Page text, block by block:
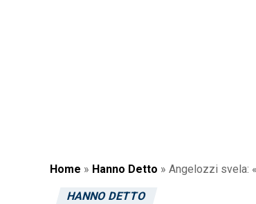
Home » Hanno Detto » Angelozzi svela:
HANNO DETTO